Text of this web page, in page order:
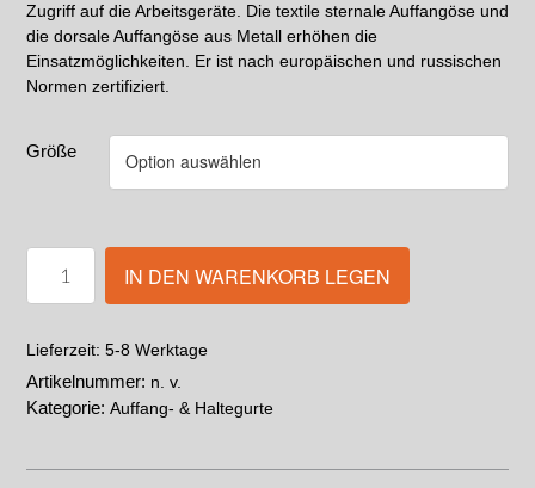
Zugriff auf die Arbeitsgeräte. Die textile sternale Auffangöse und
die dorsale Auffangöse aus Metall erhöhen die
Einsatzmöglichkeiten. Er ist nach europäischen und russischen
Normen zertifiziert.
Größe
IN DEN WARENKORB LEGEN
Lieferzeit: 5-8 Werktage
Artikelnummer: n. v.
Kategorie: Auffang- & Haltegurte